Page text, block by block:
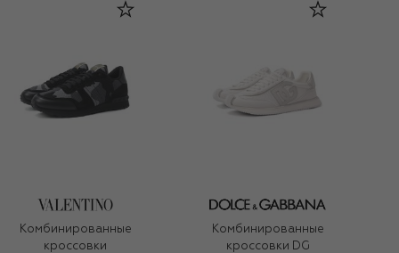
Комбинированные
кроссовки
Комбинированные
кроссовки DG